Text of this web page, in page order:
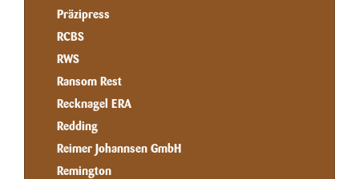
Präzipress
RCBS
RWS
Ransom Rest
Recknagel ERA
Redding
Reimer Johannsen GmbH
Remington